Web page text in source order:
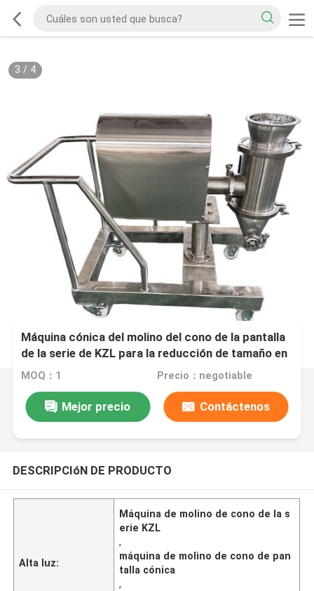
3 / 4
Máquina cónica del molino del cono de la pantalla
de la serie de KZL para la reducción de tamaño en
industria farmacéutica
MOQ：1 Precio：negotiable
Mejor precio Contáctenos
DESCRIPCIóN DE PRODUCTO
Alta luz:
Máquina de molino de cono de la s
erie KZL
,
máquina de molino de cono de pan
talla cónica
,